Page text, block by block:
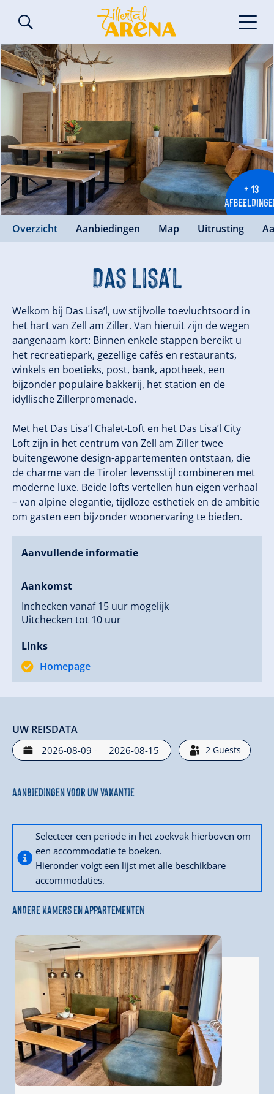
+ 13
Overzicht Aanbiedingen Map Uitrusting
Das Lisa'l
Welkom bij Das Lisa’l, uw stijlvolle toevluchtsoord in
het hart van Zell am Ziller. Van hieruit zijn de wegen
aangenaam kort: Binnen enkele stappen bereikt u
het recreatiepark, gezellige cafés en restaurants,
winkels en boetieks, post, bank, apotheek, een
bijzonder populaire bakkerij, het station en de
idyllische Zillerpromenade.
Met het Das Lisa’l Chalet-Loft en het Das Lisa’l City
Loft zijn in het centrum van Zell am Ziller twee
buitengewone design-appartementen ontstaan, die
de charme van de Tiroler levensstijl combineren met
moderne luxe. Beide lofts vertellen hun eigen verhaal
– van alpine elegantie, tijdloze esthetiek en de ambitie
om gasten een bijzonder woonervaring te bieden.
Aanvullende informatie
Aankomst
Inchecken vanaf 15 uur mogelijk
Uitchecken tot 10 uur
Links
Homepage
UW REISDATA
- 2 Guests
Aanbiedingen voor uw vakantie
Selecteer een periode in het zoekvak hierboven om
een accommodatie te boeken.
Hieronder volgt een lijst met alle beschikbare
accommodaties.
ANDERE KAMERS EN APPARTEMENTEN